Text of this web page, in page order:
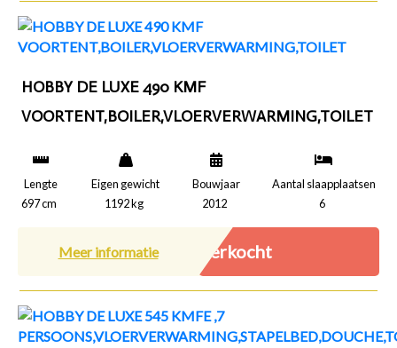
HOBBY DE LUXE 490 KMF
VOORTENT,BOILER,VLOERVERWARMING,TOILET
Lengte
697 cm
Eigen gewicht
1192 kg
Bouwjaar
2012
Aantal slaapplaatsen
6
Meer informatie Verkocht